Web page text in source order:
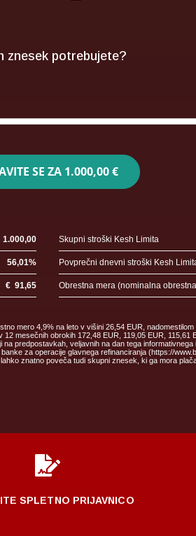
znesek potrebujete?
SE ZA 1.000,00 €
1.000,00 Skupni stroški Kesh Limita
56,01% Povprečni dnevni stroški Kesh
€ 91,65 Obrestna mera (nominalna
mero 4,9% na leto v višini 26,54 EUR,
mesečnih obrokih 172,48 EUR, 119,05 EUR,
predpostavkah, veljavnih na dan tega
za operacije glavnega refinanciranja (https://
znatno poveča tudi skupni znesek, ki ga mora

SPLETNO PRIJAVNICO